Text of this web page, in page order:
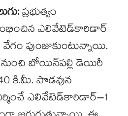
ప్రభుత్వం
ఎలివేటెడ్​కారిడార్​
పుంజుకుంటున్నాయి.
బోయిన్​పల్లి డెయిరీ
కి.మీ. పొడవున
ఎలివేటెడ్​కారిడార్–1